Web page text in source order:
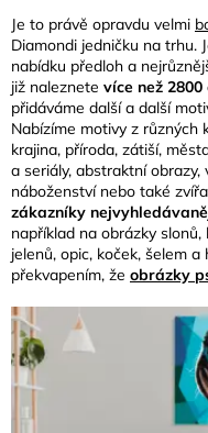
Je to právě opravdu velmi
Diamondi jedničku na trhu.
nabídku předloh a
již naleznete více než
přidáváme další a další
Nabízíme motivy z různých
krajina, příroda, zátiší,
a seriály, abstraktní obrazy,
náboženství nebo také
zákazníky
například na obrázky slonů,
jelenů, opic, koček, šelem
překvapením, že obrázky